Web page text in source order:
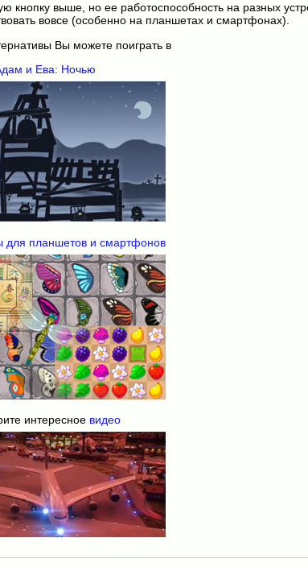
кнопку выше, но ее работоспособность на разных
вовсе (особенно на планшетах и смартфонах).
Вы можете поиграть в
и Ева: Ночью
для планшетов и смартфонов
интересное видео